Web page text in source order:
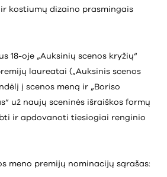
kostiumų dizaino prasmingais
18-oje „Auksinių scenos kryžių“
laureatai („Auksinis scenos
į scenos meną ir „Boriso
už naujų sceninės išraiškos formų
ir apdovanoti tiesiogiai renginio
meno premijų nominacijų sąrašas: